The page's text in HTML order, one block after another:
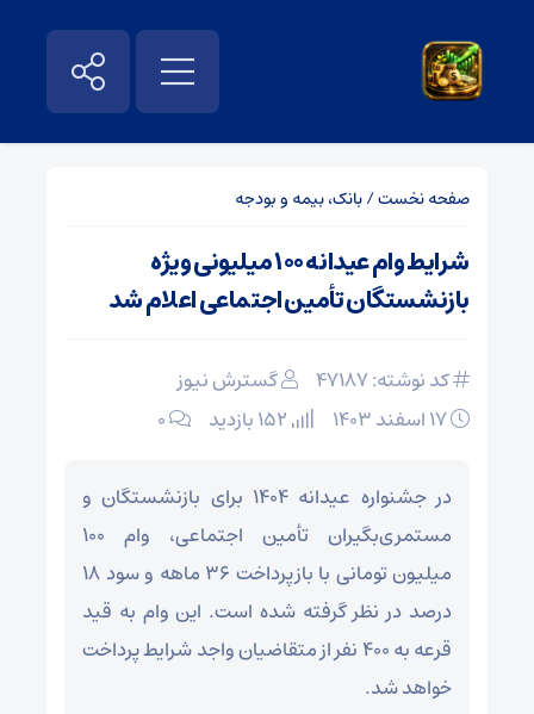
صفحه نخست/بانک، بیمه و بودجه
شرایط وام عیدانه ۱۰۰ میلیونی ویژه
بازنشستگان تأمین اجتماعی اعلام شد
کد نوشته: 47187
گسترش نیوز
۰
در جشنواره عیدانه ۱۴۰۴ برای بازنشستگان و
مستمری‌بگیران تأمین اجتماعی، وام ۱۰۰
میلیون تومانی با بازپرداخت ۳۶ ماهه و سود ۱۸
درصد در نظر گرفته شده است. این وام به قید
قرعه به ۴۰۰ نفر از متقاضیان واجد شرایط پرداخت
خواهد شد.